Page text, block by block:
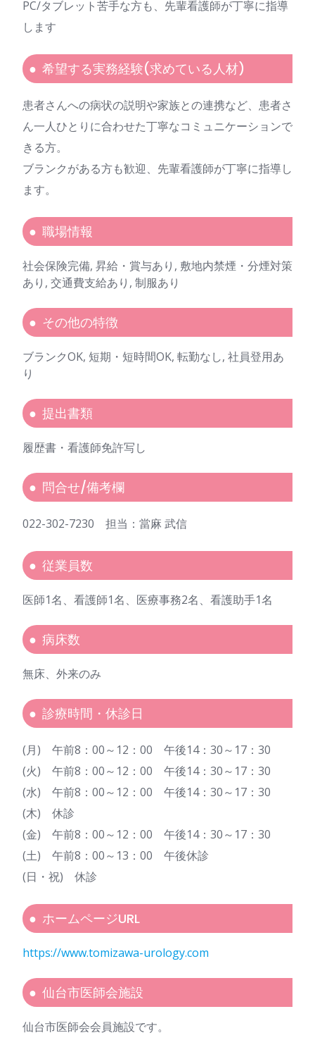
PC/タブレット苦手な方も、先輩看護師が丁寧に指導
します
希望する実務経験(求めている人材)
患者さんへの病状の説明や家族との連携など、患者さ
ん一人ひとりに合わせた丁寧なコミュニケーションで
きる方。
ブランクがある方も歓迎、先輩看護師が丁寧に指導し
ます。
職場情報
社会保険完備, 昇給・賞与あり, 敷地内禁煙・分煙対策
あり, 交通費支給あり, 制服あり
その他の特徴
ブランクOK, 短期・短時間OK, 転勤なし, 社員登用あ
り
提出書類
履歴書・看護師免許写し
問合せ/備考欄
022-302-7230 担当：當麻 武信
従業員数
医師1名、看護師1名、医療事務2名、看護助手1名
病床数
無床、外来のみ
診療時間・休診日
(月) 午前8：00～12：00 午後14：30～17：30
(火) 午前8：00～12：00 午後14：30～17：30
(水) 午前8：00～12：00 午後14：30～17：30
(木) 休診
(金) 午前8：00～12：00 午後14：30～17：30
(土) 午前8：00～13：00 午後休診
(日・祝) 休診
ホームページURL
https://www.tomizawa-urology.com
仙台市医師会施設
仙台市医師会会員施設です。